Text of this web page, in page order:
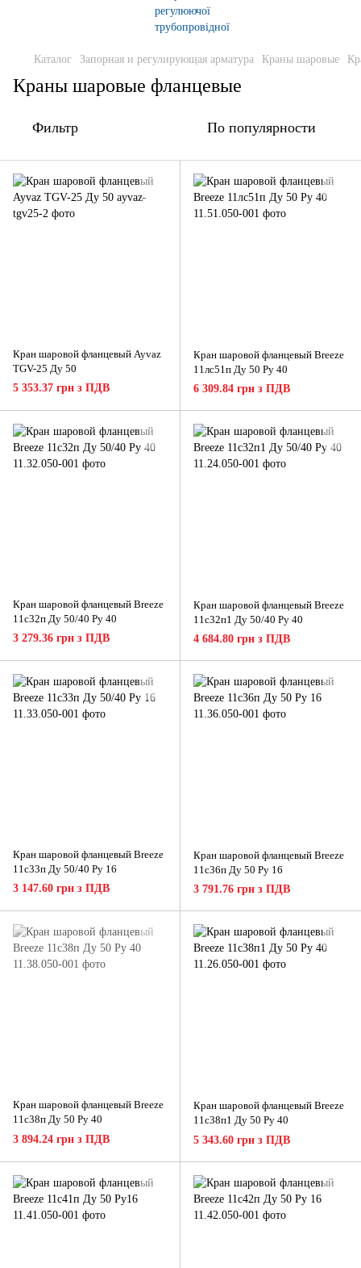
Каталог Запорная и регулирующая арматура Краны шаровые
Краны шаровые фланцевые
Фильтр По популярности
Кран шаровой фланцевый Ayvaz
TGV-25 Ду 50
5 353.37 грн з ПДВ
Кран шаровой фланцевый Breeze
11лс51п Ду 50 Ру 40
6 309.84 грн з ПДВ
Кран шаровой фланцевый Breeze
11с32п Ду 50/40 Ру 40
3 279.36 грн з ПДВ
Кран шаровой фланцевый Breeze
11с32п1 Ду 50/40 Ру 40
4 684.80 грн з ПДВ
Кран шаровой фланцевый Breeze
11с33п Ду 50/40 Ру 16
3 147.60 грн з ПДВ
Кран шаровой фланцевый Breeze
11с36п Ду 50 Ру 16
3 791.76 грн з ПДВ
Кран шаровой фланцевый Breeze
11с38п Ду 50 Ру 40
3 894.24 грн з ПДВ
Кран шаровой фланцевый Breeze
11с38п1 Ду 50 Ру 40
5 343.60 грн з ПДВ